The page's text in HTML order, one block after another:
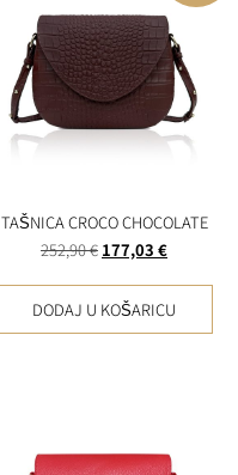
TAŠNICA CROCO CHOCOLATE
252,90€ 177,03 €
DODAJ U KOŠARICU